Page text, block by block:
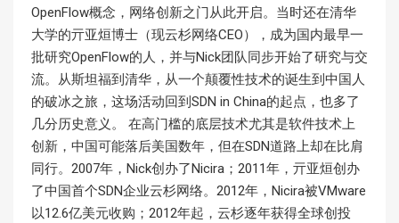
OpenFlow概念，网络创新之门从此开启。当时还在清华
大学的亓亚烜博士（现云杉网络CEO），成为国内最早一
批研究OpenFlow的人，并与Nick团队同步开始了研究与交
流。从斯坦福到清华，从一个颠覆性技术的诞生到中国人
的破冰之旅，这场活动回到SDN in China的起点，也多了
几分历史意义。 在高门槛的底层技术尤其是软件技术上
创新，中国可能落后美国数年，但在SDN道路上却在比肩
同行。2007年，Nick创办了Nicira；2011年，亓亚烜创办
了中国首个SDN企业云杉网络。2012年，Nicira被VMware
以12.6亿美元收购；2012年起，云杉逐年获得全球创投